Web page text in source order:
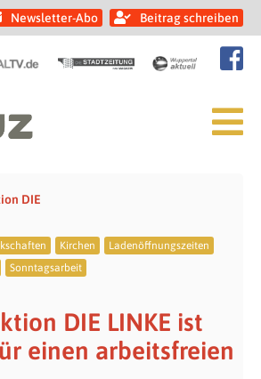
Newsletter-Abo Beitrag schreiben
DIE
Kirchen
Ladenöffnungszeiten
Sonntagsarbeit
DIE LINKE ist
einen arbeitsfreien